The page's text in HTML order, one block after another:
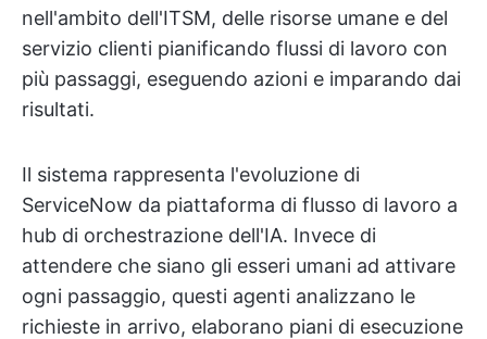
nell'ambito dell'ITSM, delle risorse umane e del
servizio clienti pianificando flussi di lavoro con
più passaggi, eseguendo azioni e imparando dai
risultati.
Il sistema rappresenta l'evoluzione di
ServiceNow da piattaforma di flusso di lavoro a
hub di orchestrazione dell'IA. Invece di
attendere che siano gli esseri umani ad attivare
ogni passaggio, questi agenti analizzano le
richieste in arrivo, elaborano piani di esecuzione